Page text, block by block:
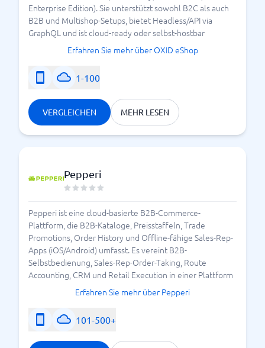
Enterprise Edition). Sie unterstützt sowohl B2C als auch
B2B und Multishop-Setups, bietet Headless/API via
GraphQL und ist cloud-ready oder selbst-hostbar
Erfahren Sie mehr über OXID eShop
1-100
VERGLEICHEN MEHR LESEN
Pepperi
Pepperi ist eine cloud-basierte B2B-Commerce-
Plattform, die B2B-Kataloge, Preisstaffeln, Trade
Promotions, Order History und Offline-fähige Sales-Rep-
Apps (iOS/Android) umfasst. Es vereint B2B-
Selbstbedienung, Sales-Rep-Order-Taking, Route
Accounting, CRM und Retail Execution in einer Plattform
Erfahren Sie mehr über Pepperi
101-500+